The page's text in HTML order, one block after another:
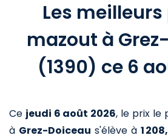
Les
mazout à
(1390) ce 6
Ce jeudi 6 août 2026, le prix le
à Grez-Doiceau s'élève à 1